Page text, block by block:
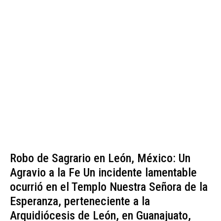
Robo de Sagrario en León, México: Un
Agravio a la Fe Un incidente lamentable
ocurrió en el Templo Nuestra Señora de la
Esperanza, perteneciente a la
Arquidiócesis de León, en Guanajuato,